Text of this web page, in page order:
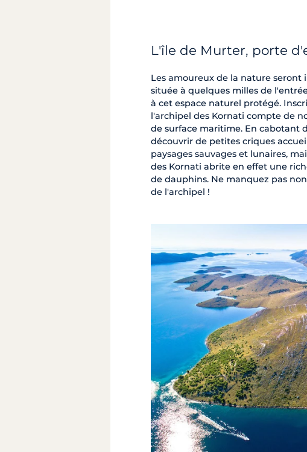
L'île de Murter, porte
Les amoureux de la nature seront
située à quelques milles de
à cet espace naturel protégé.
l'archipel des Kornati compte de
de surface maritime. En cabotant
découvrir de petites criques
paysages sauvages et lunaires,
des Kornati abrite en effet une
de dauphins. Ne manquez pas
de l'archipel !